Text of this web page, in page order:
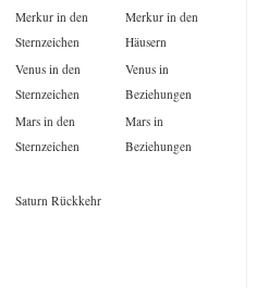
Merkur in den
Sternzeichen
Merkur in den
Häusern
Venus in den
Sternzeichen
Venus in
Beziehungen
Mars in den
Sternzeichen
Mars in
Beziehungen
Saturn Rückkehr